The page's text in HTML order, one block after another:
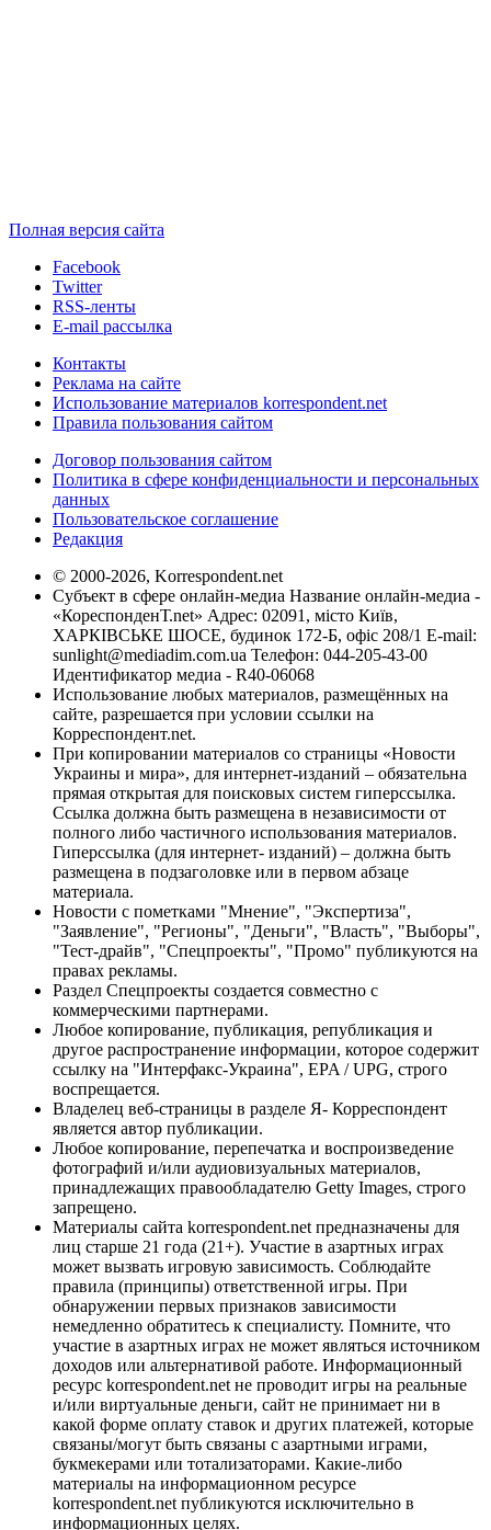
Полная версия сайта
Facebook
Twitter
RSS-ленты
E-mail рассылка
Контакты
Реклама на сайте
Использование материалов korrespondent.net
Правила пользования сайтом
Договор пользования сайтом
Политика в сфере конфиденциальности и персональных
данных
Пользовательское соглашение
Редакция
© 2000-2026, Korrespondent.net
Субъект в сфере онлайн-медиа Название онлайн-медиа -
«КореспонденТ.net» Адрес: 02091, місто Київ,
ХАРКІВСЬКЕ ШОСЕ, будинок 172-Б, офіс 208/1 E-mail:
sunlight@mediadim.com.ua Телефон: 044-205-43-00
Идентификатор медиа - R40-06068
Использование любых материалов, размещённых на
сайте, разрешается при условии ссылки на
Корреспондент.net.
При копировании материалов со страницы «Новости
Украины и мира», для интернет-изданий – обязательна
прямая открытая для поисковых систем гиперссылка.
Ссылка должна быть размещена в независимости от
полного либо частичного использования материалов.
Гиперссылка (для интернет- изданий) – должна быть
размещена в подзаголовке или в первом абзаце
материала.
Новости с пометками "Мнение", "Экспертиза",
"Заявление", "Регионы", "Деньги", "Власть", "Выборы",
"Тест-драйв", "Спецпроекты", "Промо" публикуются на
правах рекламы.
Раздел Спецпроекты создается совместно с
коммерческими партнерами.
Любое копирование, публикация, републикация и
другое распространение информации, которое содержит
ссылку на "Интерфакс-Украина", EPA / UPG, строго
воспрещается.
Владелец веб-страницы в разделе Я- Корреспондент
является автор публикации.
Любое копирование, перепечатка и воспроизведение
фотографий и/или аудиовизуальных материалов,
принадлежащих правообладателю Getty Images, строго
запрещено.
Материалы сайта korrespondent.net предназначены для
лиц старше 21 года (21+). Участие в азартных играх
может вызвать игровую зависимость. Соблюдайте
правила (принципы) ответственной игры. При
обнаружении первых признаков зависимости
немедленно обратитесь к специалисту. Помните, что
участие в азартных играх не может являться источником
доходов или альтернативой работе. Информационный
ресурс korrespondent.net не проводит игры на реальные
и/или виртуальные деньги, сайт не принимает ни в
какой форме оплату ставок и других платежей, которые
связаны/могут быть связаны с азартными играми,
букмекерами или тотализаторами. Какие-либо
материалы на информационном ресурсе
korrespondent.net публикуются исключительно в
информационных целях.